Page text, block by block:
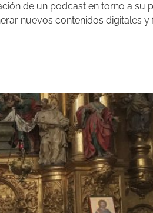
de un podcast en torno a su
nuevos contenidos digitales y